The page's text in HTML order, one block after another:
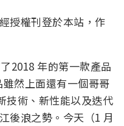
授權刊登於本站，作
2018 年的第一款產品
然上面還有一個哥哥
技術、新性能以及迭代
後浪之勢。今天（1 月